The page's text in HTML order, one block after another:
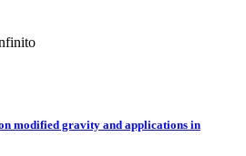
modified gravity and applications in